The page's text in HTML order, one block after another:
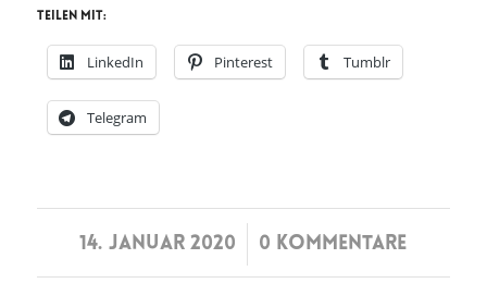
Teilen mit:
LinkedIn Pinterest Tumblr
Telegram
14. JANUAR 2020
/ 0 KOMMENTARE